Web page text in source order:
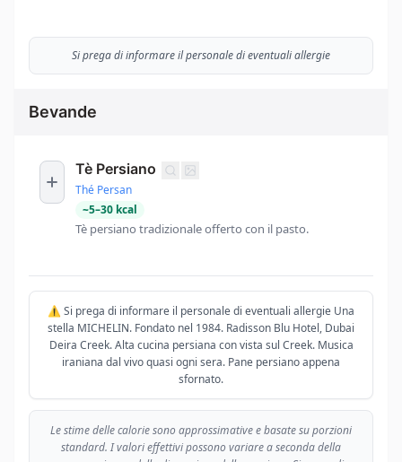
Si prega di informare il personale di eventuali allergie
Bevande
Tè Persiano
Thé Persan
~5–30 kcal
Tè persiano tradizionale offerto con il pasto.
⚠️ Si prega di informare il personale di eventuali allergie Una
stella MICHELIN. Fondato nel 1984. Radisson Blu Hotel, Dubai
Deira Creek. Alta cucina persiana con vista sul Creek. Musica
iraniana dal vivo quasi ogni sera. Pane persiano appena
sfornato.
Le stime delle calorie sono approssimative e basate su porzioni
standard. I valori effettivi possono variare a seconda della